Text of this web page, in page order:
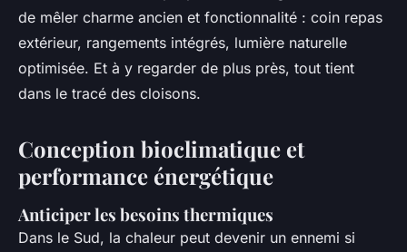
de mêler charme ancien et fonctionnalité : coin repas
extérieur, rangements intégrés, lumière naturelle
optimisée. Et à y regarder de plus près, tout tient
dans le tracé des cloisons.
Conception bioclimatique et
performance énergétique
Anticiper les besoins thermiques
Dans le Sud, la chaleur peut devenir un ennemi si